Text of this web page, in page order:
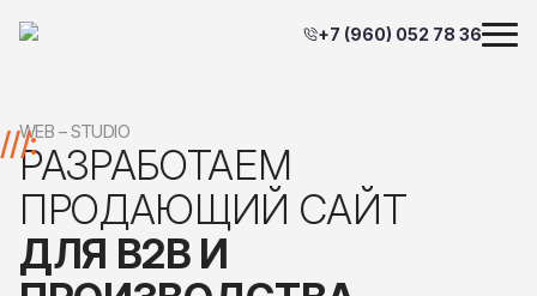
+7 (960) 052 78 36
WEB – STUDIO
РАЗРАБОТАЕМ
ПРОДАЮЩИЙ САЙТ
ДЛЯ B2B И
///: